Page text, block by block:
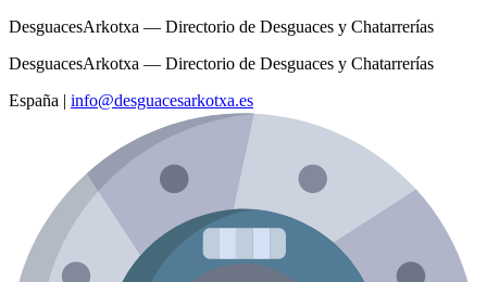
DesguacesArkotxa — Directorio de Desguaces y Chatarrerías
DesguacesArkotxa — Directorio de Desguaces y Chatarrerías
España | info@desguacesarkotxa.es